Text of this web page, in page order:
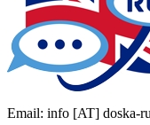
Email: info [AT] doska-